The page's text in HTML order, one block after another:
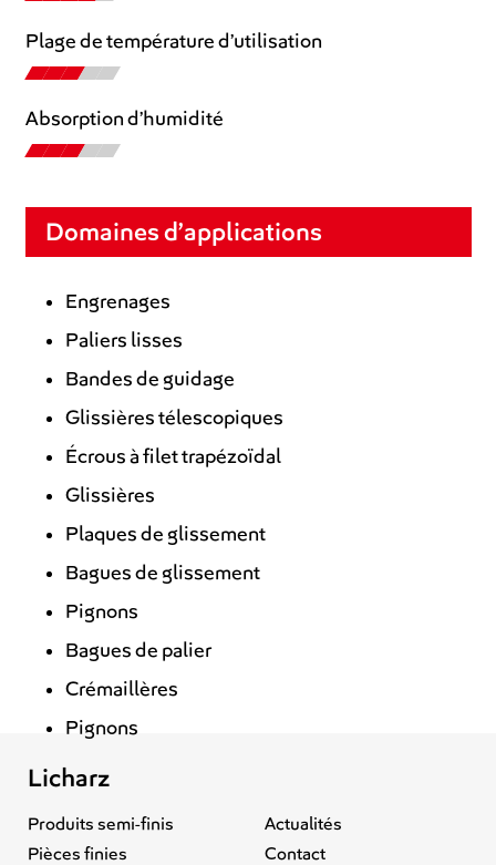
Plage de température d’utilisation
Absorption d’humidité
Domaines d’applications
Engrenages
Paliers lisses
Bandes de guidage
Glissières télescopiques
Écrous à filet trapézoïdal
Glissières
Plaques de glissement
Bagues de glissement
Pignons
Bagues de palier
Crémaillères
Pignons
Licharz
Produits semi-finis
Pièces finies
Actualités
Contact